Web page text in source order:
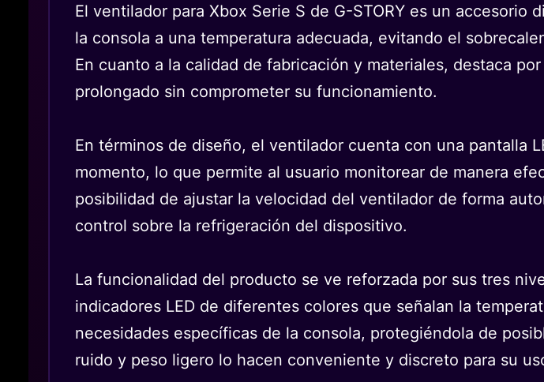
El ventilador para Xbox Serie S de G-STORY es un
la consola a una temperatura adecuada, evitando el
En cuanto a la calidad de fabricación y materiales, destaca
prolongado sin comprometer su funcionamiento.
En términos de diseño, el ventilador cuenta con una pantalla
momento, lo que permite al usuario monitorear de manera
posibilidad de ajustar la velocidad del ventilador de forma
control sobre la refrigeración del dispositivo.
La funcionalidad del producto se ve reforzada por sus tres
indicadores LED de diferentes colores que señalan la
necesidades específicas de la consola, protegiéndola de
ruido y peso ligero lo hacen conveniente y discreto para su